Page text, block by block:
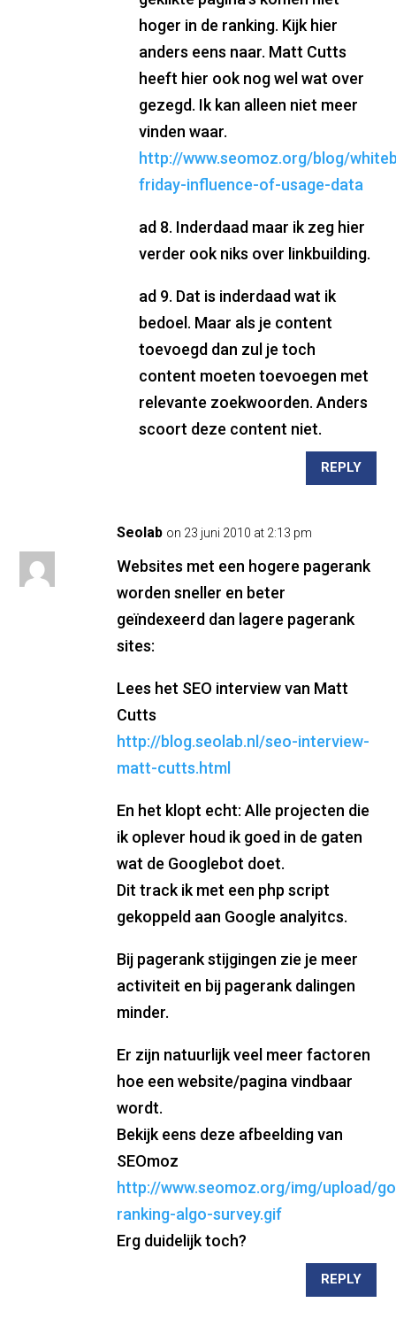
hoger in de ranking. Kijk hier
anders eens naar. Matt Cutts
heeft hier ook nog wel wat over
gezegd. Ik kan alleen niet meer
vinden waar.
http://www.seomoz.org/blog/
friday-influence-of-usage-data
ad 8. Inderdaad maar ik zeg hier
verder ook niks over linkbuilding.
ad 9. Dat is inderdaad wat ik
bedoel. Maar als je content
toevoegd dan zul je toch
content moeten toevoegen met
relevante zoekwoorden. Anders
scoort deze content niet.
REPLY
Seolab on 23 juni 2010 at 2:13 pm
Websites met een hogere pagerank
worden sneller en beter
geïndexeerd dan lagere pagerank
sites:
Lees het SEO interview van Matt
Cutts
http://blog.seolab.nl/seo-interview-
matt-cutts.html
En het klopt echt: Alle projecten die
ik oplever houd ik goed in de gaten
wat de Googlebot doet.
Dit track ik met een php script
gekoppeld aan Google analyitcs.
Bij pagerank stijgingen zie je meer
activiteit en bij pagerank dalingen
minder.
Er zijn natuurlijk veel meer factoren
hoe een website/pagina vindbaar
wordt.
Bekijk eens deze afbeelding van
SEOmoz
http://www.seomoz.org/img/upload/
ranking-algo-survey.gif
Erg duidelijk toch?
REPLY